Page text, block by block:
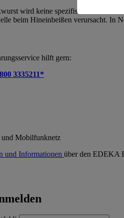
wird keine spezifische
beim Hineinbeißen verursacht. In
hilft gern:
3335211*
und Mobilfunknetz
und Informationen über den EDEKA